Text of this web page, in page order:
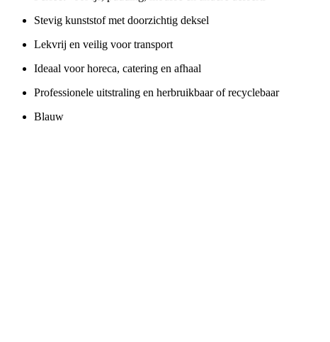
Stevig kunststof met doorzichtig deksel
Lekvrij en veilig voor transport
Ideaal voor horeca, catering en afhaal
Professionele uitstraling en herbruikbaar of recyclebaar
Blauw